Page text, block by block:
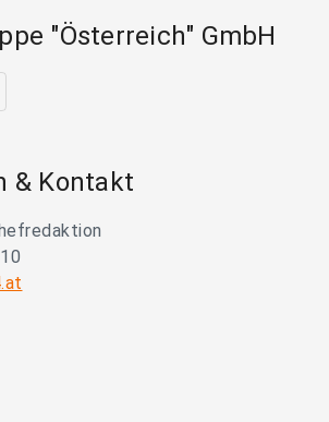
"Österreich" GmbH
& Kontakt